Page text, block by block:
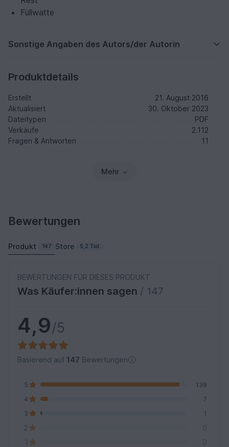
Füllwatte
Sonstige Angaben des Autors/der Autorin
Produktdetails
Erstellt
21. August 2016
Aktualisiert
30. Oktober 2023
Dateitypen
PDF
Verkäufe
2.112
Fragen & Antworten
11
Mehr
Bewertungen
Produkt 147 Store 5,2 Tsd.
BEWERTUNGEN FÜR DIESES PRODUKT
Was Käufer:innen sagen / 147
4,9/5
Basierend auf 147 Bewertungen
5
139
4
7
3
1
2
0
1
0